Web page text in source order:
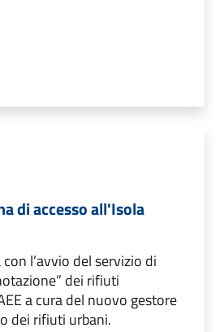
di accesso all'Isola
l’avvio del servizio di
dei rifiuti
a cura del nuovo gestore
dei rifiuti urbani.